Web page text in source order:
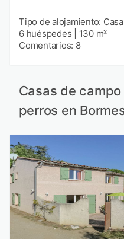
Tipo de alojamiento: Casa
6 huéspedes
130 m²
Comentarios: 8
Casas de
perros en